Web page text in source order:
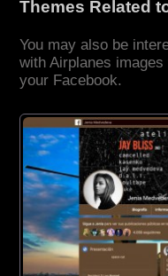
Themes Related
You may also be
with Airplanes
your Facebook.